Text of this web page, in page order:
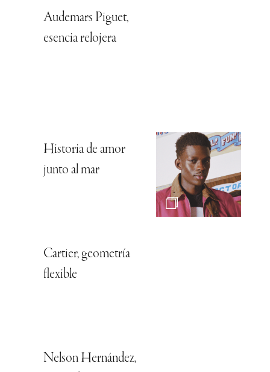
Audemars Piguet,
esencia relojera
Historia de amor
junto al mar
Cartier, geometría
flexible
Nelson Hernández,